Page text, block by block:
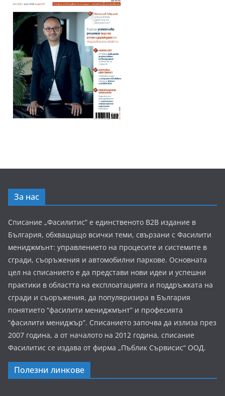
За нас
Списание „Фасилитис” е единственото B2B издание в
България, обхващащо всички теми, свързани с Фасилити
мениджмънт: управлението на процесите и системите в
сгради, съоръжения и автомобилни паркове. Основната
цел на списанието е да представи нови идеи и успешни
практики в областта на експлоатацията и поддръжката на
сгради и съоръжения, да популяризира в България
понятието “фасилити мениджмънт” и професията
“фасилити мениджър”. Списанието започва да излиза през
2007 година, а от началото на 2012 година, списание
Фасилитис се издава от фирма „Пъблик Сървисис“ ООД.
Полезни линкове